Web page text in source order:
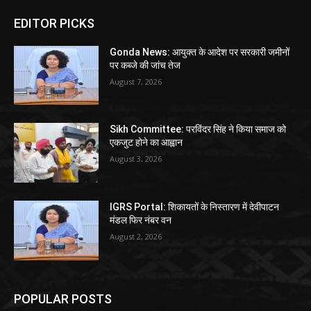
EDITOR PICKS
Gonda News: आयुक्त के आदेश पर सरकारी जमीनों
पर कब्जे की जांच तेज
August 7, 2026
Sikh Committee: परविंदर सिंह ने किया समाज को
एकजुट होने का आह्वान
August 3, 2026
IGRS Portal: शिकायतों के निस्तारण में देवीपाटन
मंडल फिर नंबर वन
August 2, 2026
POPULAR POSTS